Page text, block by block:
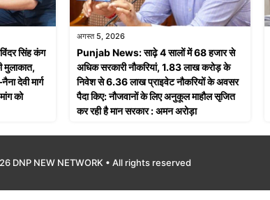
सिंह कंग
मुलाकात,
देवी मार्ग
को
अगस्त 5, 2026
Punjab News: साढ़े 4 सालों में 68 हजार से
अधिक सरकारी नौकरियां, 1.83 लाख करोड़ के
निवेश से 6.36 लाख प्राइवेट नौकरियों के अवसर
पैदा किए: नौजवानों के लिए अनुकूल माहौल सृजित
कर रही है मान सरकार : अमन अरोड़ा
DNP NEW NETWORK • All rights reserved